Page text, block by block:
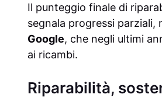
Il punteggio finale di
segnala progressi
Google, che negli ultimi
ai ricambi.
Riparabilità,